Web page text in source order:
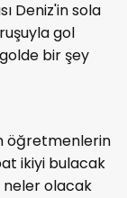
Deniz'in sola
gol
bir şey
öğretmenlerin
ikiyi bulacak
neler olacak